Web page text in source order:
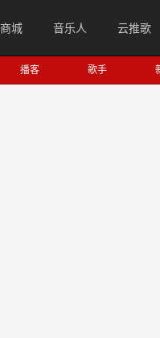
商城 音乐人 云推歌
播客 歌手